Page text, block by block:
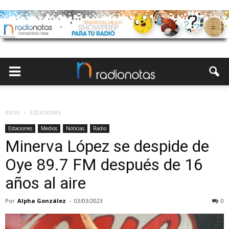
Inicio Estaciones
Estaciones Medios Noticias Radio
Minerva López se despide de
Oye 89.7 FM después de 16
años al aire
Por Alpha González - 03/03/2023 0